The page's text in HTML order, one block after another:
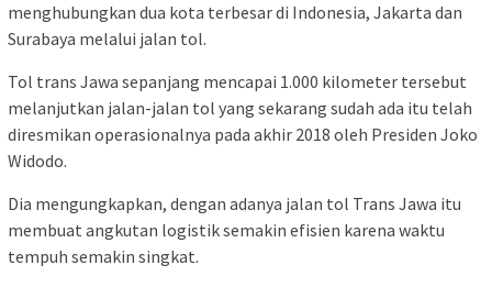
menghubungkan dua kota terbesar di Indonesia, Jakarta dan
Surabaya melalui jalan tol.
Tol trans Jawa sepanjang mencapai 1.000 kilometer tersebut
melanjutkan jalan-jalan tol yang sekarang sudah ada itu telah
diresmikan operasionalnya pada akhir 2018 oleh Presiden Joko
Widodo.
Dia mengungkapkan, dengan adanya jalan tol Trans Jawa itu
membuat angkutan logistik semakin efisien karena waktu
tempuh semakin singkat.